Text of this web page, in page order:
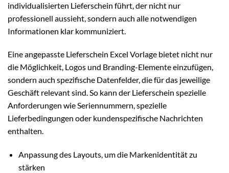
individualisierten Lieferschein führt, der nicht nur
professionell aussieht, sondern auch alle notwendigen
Informationen klar kommuniziert.
Eine angepasste Lieferschein Excel Vorlage bietet nicht nur
die Möglichkeit, Logos und Branding-Elemente einzufügen,
sondern auch spezifische Datenfelder, die für das jeweilige
Geschäft relevant sind. So kann der Lieferschein spezielle
Anforderungen wie Seriennummern, spezielle
Lieferbedingungen oder kundenspezifische Nachrichten
enthalten.
Anpassung des Layouts, um die Markenidentität zu
stärken